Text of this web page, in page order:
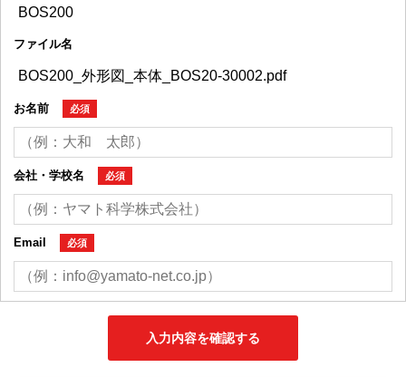
ファイル名
お名前 必須
会社・学校名 必須
Email 必須